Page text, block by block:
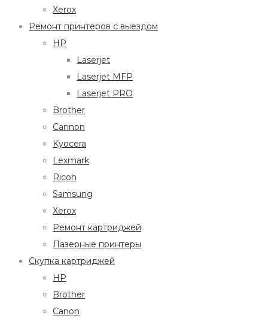
Xerox
Ремонт принтеров с выездом
HP
Laserjet
Laserjet MFP
Laserjet PRO
Brother
Cannon
Kyocera
Lexmark
Ricoh
Samsung
Xerox
Ремонт картриджей
Лазерные принтеры
Скупка картриджей
HP
Brother
Canon